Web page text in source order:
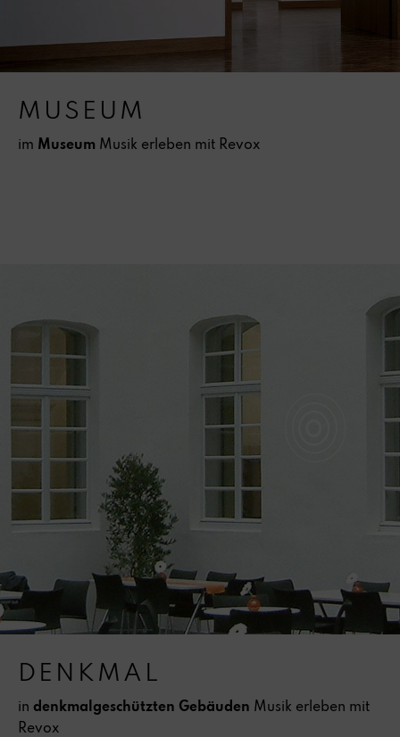
MUSEUM
im Museum Musik erleben mit Revox
DENKMAL
in denkmalgeschützten Gebäuden Musik erleben mit
Revox